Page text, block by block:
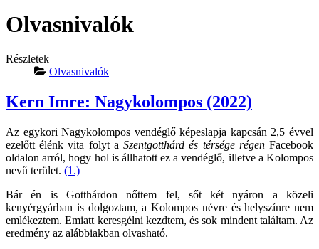
Olvasnivalók
Részletek
Olvasnivalók
Kern Imre: Nagykolompos (2022)
Az egykori Nagykolompos vendéglő képeslapja kapcsán 2,5 évvel
ezelőtt élénk vita folyt aSzentgotthárd és térsége régenFacebook
oldalon arról, hogy hol is állhatott ez a vendéglő, illetve a Kolompos
nevű terület. (1.)
Bár én is Gotthárdon nőttem fel, sőt két nyáron a közeli
kenyérgyárban is dolgoztam, a Kolompos névre és helyszínre nem
emlékeztem. Emiatt keresgélni kezdtem, és sok mindent találtam. Az
eredmény az alábbiakban olvasható.